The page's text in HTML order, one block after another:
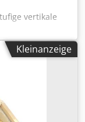
vertikale
min -max.
-max.
Cedpfx
mm -Gewicht:
Kleinanzeige